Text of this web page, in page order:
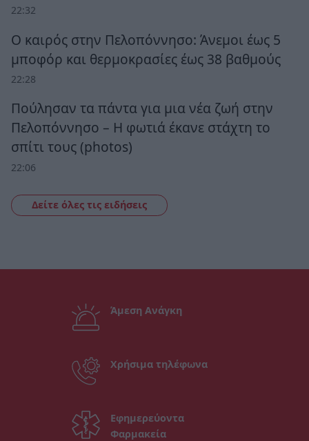
22:32
Ο καιρός στην Πελοπόννησο: Άνεμοι έως 5
μποφόρ και θερμοκρασίες έως 38 βαθμούς
22:28
Πούλησαν τα πάντα για μια νέα ζωή στην
Πελοπόννησο – Η φωτιά έκανε στάχτη το
σπίτι τους (photos)
22:06
Δείτε όλες τις ειδήσεις
Άμεση Ανάγκη
Χρήσιμα τηλέφωνα
Εφημερεύοντα
Φαρμακεία